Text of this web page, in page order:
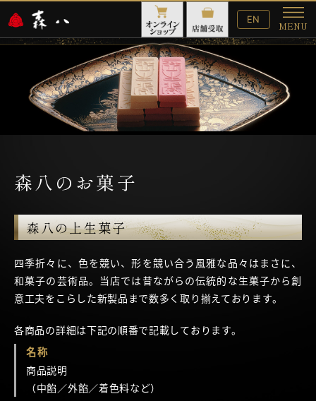
English
Website
EN
MENU
メ
ニ
森八のお菓子
森八の上生菓子
四季折々に、色を競い、形を競い合う風雅な品々はまさに、
和菓子の芸術品。当店では昔ながらの伝統的な生菓子から創
意工夫をこらした新製品まで数多く取り揃えております。
各商品の詳細は下記の順番で記載しております。
名称
商品説明
（中餡／外餡／着色料など）